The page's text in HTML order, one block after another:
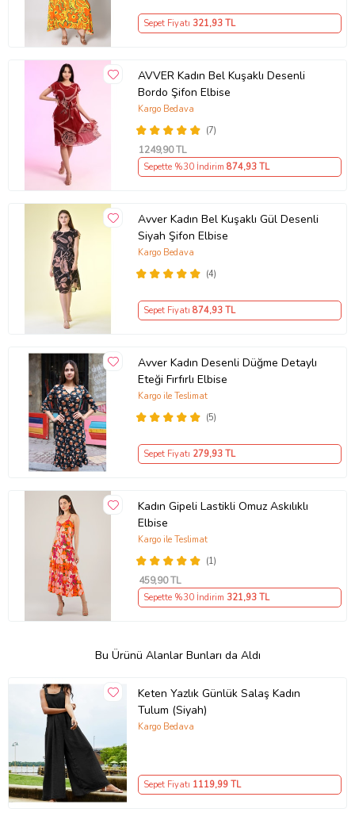
Sepet Fiyatı 321,93 TL
AVVER Kadın Bel Kuşaklı Desenli
Bordo Şifon Elbise
(7)
Kargo Bedava
1249,90 TL
Sepette %30 İndirim 874,93 TL
Avver Kadın Bel Kuşaklı Gül Desenli
Siyah Şifon Elbise
(4)
Kargo Bedava
Sepet Fiyatı 874,93 TL
Avver Kadın Desenli Düğme Detaylı
Eteği Fırfırlı Elbise
(5)
Kargo ile Teslimat
Sepet Fiyatı 279,93 TL
Kadın Gipeli Lastikli Omuz Askılıklı
Elbise
(1)
Kargo ile Teslimat
459,90 TL
Sepette %30 İndirim 321,93 TL
Bu Ürünü Alanlar Bunları da Aldı
Keten Yazlık Günlük Salaş Kadın
Tulum (Siyah)
Kargo Bedava
Sepet Fiyatı 1119,99 TL